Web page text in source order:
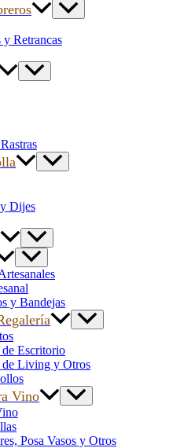
y Retrancas
Dijes
y Bandejas
de Escritorio
de Living y Otros
Vino
Posa Vasos y Otros